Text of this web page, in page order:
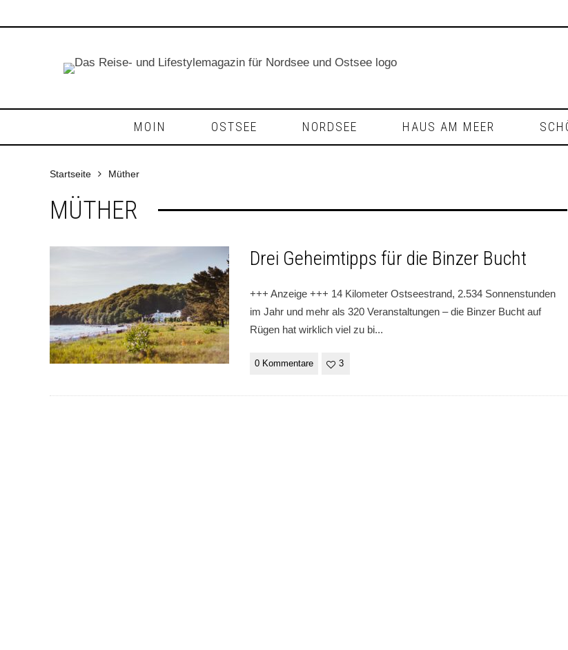
MOIN OSTSEE NORDSEE HAUS AM MEER
Startseite Müther
MÜTHER
Drei Geheimtipps für die Binzer Bucht
+++ Anzeige +++ 14 Kilometer Ostseestrand, 2.534 Sonnenstunden
im Jahr und mehr als 320 Veranstaltungen – die Binzer Bucht auf
Rügen hat wirklich viel zu bi...
0 Kommentare 3